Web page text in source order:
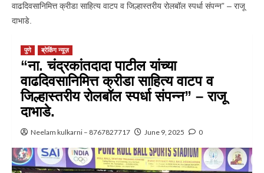
वाढदिवसानिमित्त क्रीडा साहित्य वाटप व जिल्हास्तरीय रोलबॉल स्पर्धा संपन्न” – राजू
दाभाडे.
पुणे ब्रेकिंग न्यूज़
“ना. चंद्रकांतदादा पाटील यांच्या
वाढदिवसानिमित्त क्रीडा साहित्य वाटप व
जिल्हास्तरीय रोलबॉल स्पर्धा संपन्न” – राजू
दाभाडे.
Neelam kulkarni – 8767827717 June 9, 2025 0